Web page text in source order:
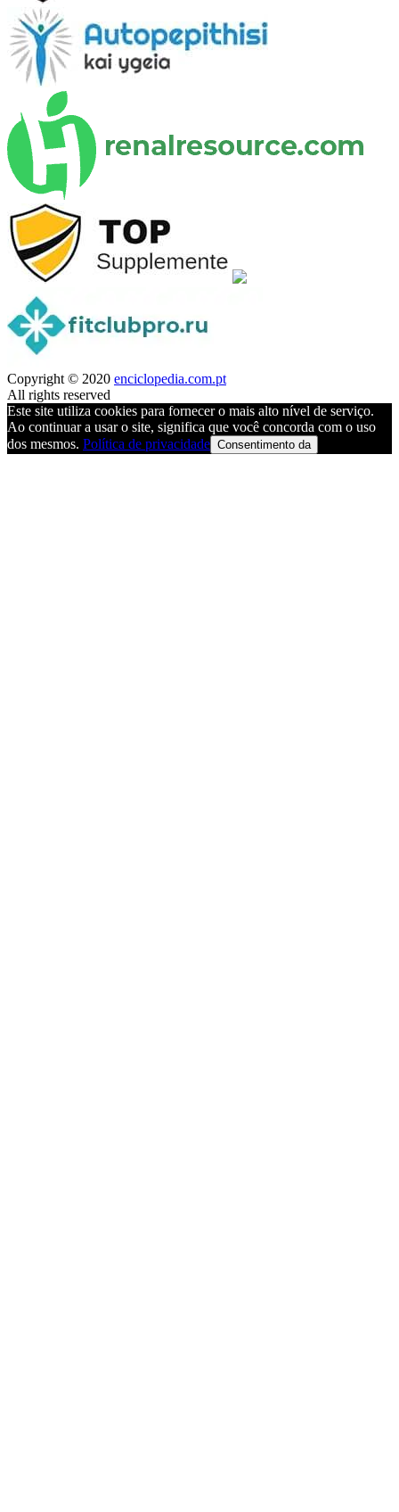
Copyright © 2020 enciclopedia.com.pt
All rights reserved
Este site utiliza cookies para fornecer o mais alto nível de serviço.
Ao continuar a usar o site, significa que você concorda com o uso
dos mesmos. Política de privacidade Consentimento da